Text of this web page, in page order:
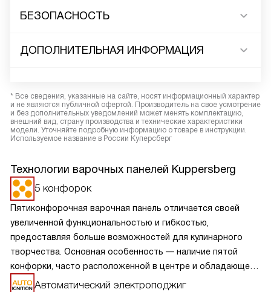
БЕЗОПАСНОСТЬ
ДОПОЛНИТЕЛЬНАЯ ИНФОРМАЦИЯ
* Все сведения, указанные на сайте, носят информационный характер
и не являются публичной офертой. Производитель на свое усмотрение
и без дополнительных уведомлений может менять комплектацию,
внешний вид, страну производства и технические характеристики
модели. Уточняйте подробную информацию о товаре в инструкции.
Используемое название в России Куперсберг
Технологии варочных панелей Kuppersberg
5 конфорок
Пятиконфорочная варочная панель отличается своей
увеличенной функциональностью и гибкостью,
предоставляя больше возможностей для кулинарного
творчества. Основная особенность — наличие пятой
конфорки, часто расположенной в центре и обладающей
большей мощностью или специальной формой для
Автоматический электроподжиг